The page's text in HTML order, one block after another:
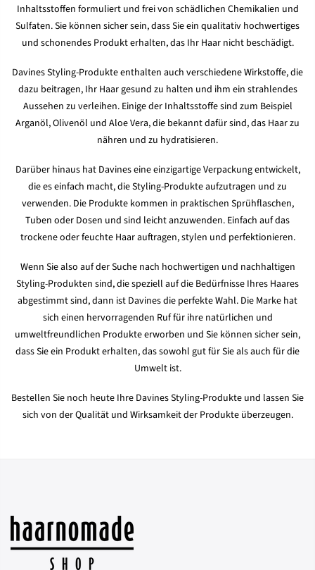
Inhaltsstoffen formuliert und frei von schädlichen Chemikalien und
Sulfaten. Sie können sicher sein, dass Sie ein qualitativ hochwertiges
und schonendes Produkt erhalten, das Ihr Haar nicht beschädigt.
Davines Styling-Produkte enthalten auch verschiedene Wirkstoffe, die
dazu beitragen, Ihr Haar gesund zu halten und ihm ein strahlendes
Aussehen zu verleihen. Einige der Inhaltsstoffe sind zum Beispiel
Arganöl, Olivenöl und Aloe Vera, die bekannt dafür sind, das Haar zu
nähren und zu hydratisieren.
Darüber hinaus hat Davines eine einzigartige Verpackung entwickelt,
die es einfach macht, die Styling-Produkte aufzutragen und zu
verwenden. Die Produkte kommen in praktischen Sprühflaschen,
Tuben oder Dosen und sind leicht anzuwenden. Einfach auf das
trockene oder feuchte Haar auftragen, stylen und perfektionieren.
Wenn Sie also auf der Suche nach hochwertigen und nachhaltigen
Styling-Produkten sind, die speziell auf die Bedürfnisse Ihres Haares
abgestimmt sind, dann ist Davines die perfekte Wahl. Die Marke hat
sich einen hervorragenden Ruf für ihre natürlichen und
umweltfreundlichen Produkte erworben und Sie können sicher sein,
dass Sie ein Produkt erhalten, das sowohl gut für Sie als auch für die
Umwelt ist.
Bestellen Sie noch heute Ihre Davines Styling-Produkte und lassen Sie
sich von der Qualität und Wirksamkeit der Produkte überzeugen.